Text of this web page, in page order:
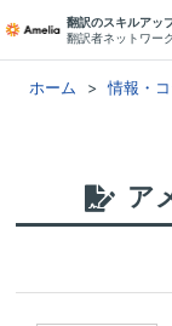
翻訳のスキルアッ
翻訳者ネットワー
ホーム 情報・
ア